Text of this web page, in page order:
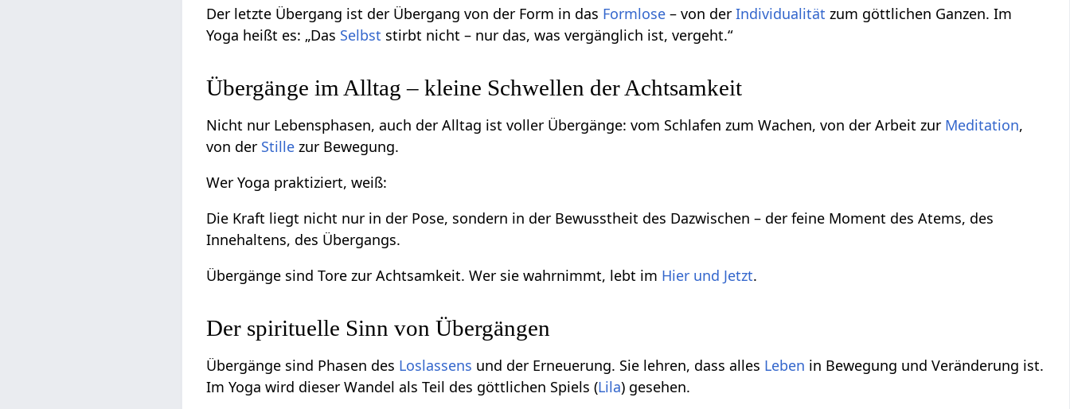
Der letzte Übergang ist der Übergang von der Form in das Formlose – von derIndividualität zum göttlichen Ganzen. Im
Yoga heißt es: „Das Selbst stirbt nicht – nur das, was vergänglich ist, vergeht.“
Übergänge im Alltag – kleine Schwellen der Achtsamkeit
Nicht nur Lebensphasen, auch der Alltag ist voller Übergänge: vom Schlafen zum Wachen, von der Arbeit zur Meditation,
von der Stille zur Bewegung.
Wer Yoga praktiziert, weiß:
Die Kraft liegt nicht nur in der Pose, sondern in der Bewusstheit des Dazwischen – der feine Moment des Atems, des
Innehaltens, des Übergangs.
Übergänge sind Tore zur Achtsamkeit. Wer sie wahrnimmt, lebt im Hier und Jetzt.
Der spirituelle Sinn von Übergängen
Übergänge sind Phasen des Loslassens und der Erneuerung. Sie lehren, dass alles Leben in Bewegung und Veränderung ist.
Im Yoga wird dieser Wandel als Teil des göttlichen Spiels (Lila) gesehen.